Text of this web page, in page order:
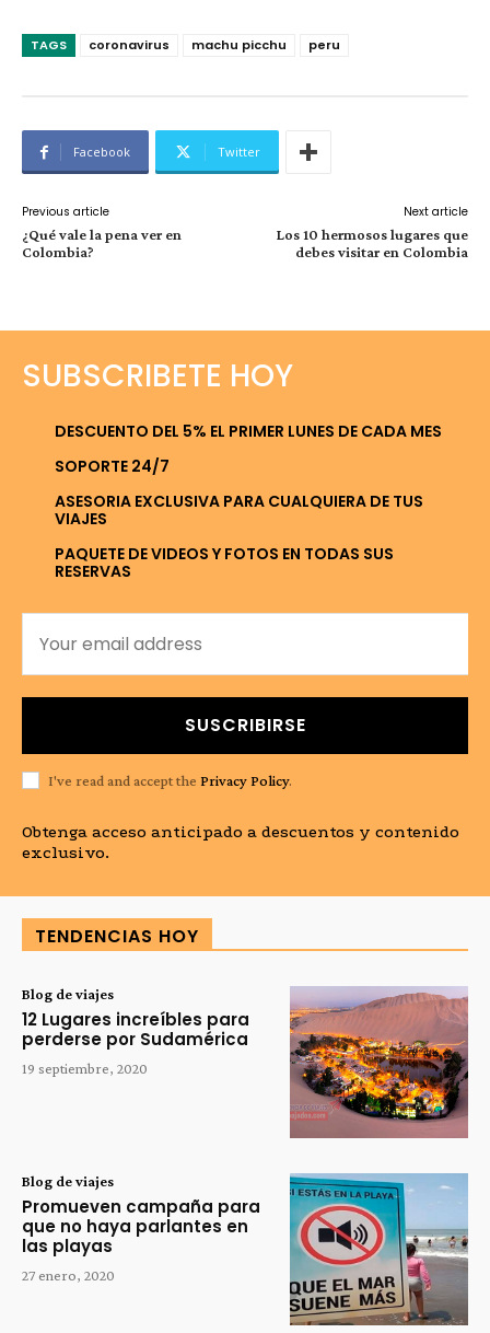
TAGS coronavirus machu picchu peru
Facebook Twitter
Previous article
¿Qué vale la pena ver en
Colombia?
Next article
Los 10 hermosos lugares que
debes visitar en Colombia
SUBSCRIBETE HOY
DESCUENTO DEL 5% EL PRIMER LUNES DE CADA MES
SOPORTE 24/7
ASESORIA EXCLUSIVA PARA CUALQUIERA DE TUS
VIAJES
PAQUETE DE VIDEOS Y FOTOS EN TODAS SUS
RESERVAS
SUSCRIBIRSE
I've read and accept the Privacy Policy.
Obtenga acceso anticipado a descuentos y contenido
exclusivo.
TENDENCIAS HOY
Blog de viajes
12 Lugares increíbles para
perderse por Sudamérica
19 septiembre, 2020
Blog de viajes
Promueven campaña para
que no haya parlantes en
las playas
27 enero, 2020